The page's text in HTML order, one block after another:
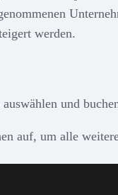
werden.
und
auf, um alle